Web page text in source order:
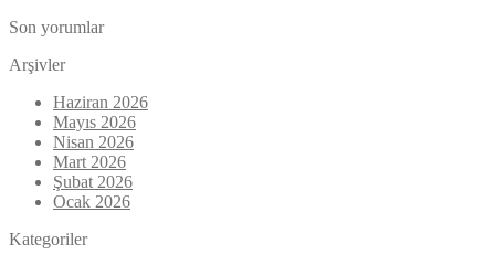
Son yorumlar
Arşivler
Haziran 2026
Mayıs 2026
Nisan 2026
Mart 2026
Şubat 2026
Ocak 2026
Kategoriler